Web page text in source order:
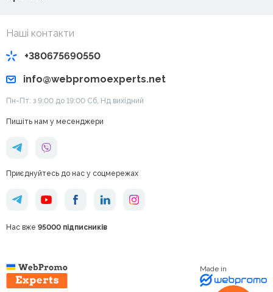
Наші контакти
+380675690550
info@webpromoexperts.net
Пн-Пт: з 9:00 до 19:00 Cб, Нд вихідний
Пишіть нам у месенджери
Приєднуйтесь до нас у соцмережах
Нас вже 95000 підписників
Made in